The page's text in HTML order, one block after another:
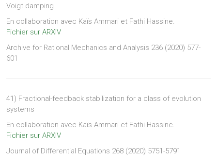
Voigt damping
En collaboration avec Kaïs Ammari et Fathi Hassine.
Fichier sur ARXIV
Archive for Rational Mechanics and Analysis 236 (2020) 577-
601
41) Fractional-feedback stabilization for a class of evolution
systems
En collaboration avec Kaïs Ammari et Fathi Hassine.
Fichier sur ARXIV
Journal of Differential Equations 268 (2020) 5751-5791